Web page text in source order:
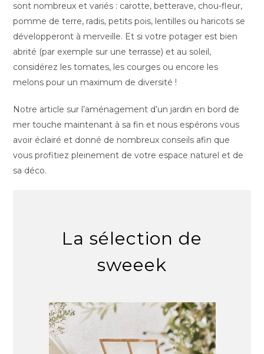
sont nombreux et variés : carotte, betterave, chou-fleur,
pomme de terre, radis, petits pois, lentilles ou haricots se
développeront à merveille. Et si votre potager est bien
abrité (par exemple sur une terrasse) et au soleil,
considérez les tomates, les courges ou encore les
melons pour un maximum de diversité !
Notre article sur l’aménagement d’un jardin en bord de
mer touche maintenant à sa fin et nous espérons vous
avoir éclairé et donné de nombreux conseils afin que
vous profitiez pleinement de votre espace naturel et de
sa déco.
La sélection de
sweeek